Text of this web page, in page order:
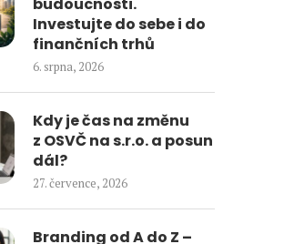
Investujte do sebe i do
finančních trhů
6. srpna, 2026
Kdy je čas na změnu
z OSVČ na s.r.o. a posun
dál?
27. července, 2026
Branding od A do Z –